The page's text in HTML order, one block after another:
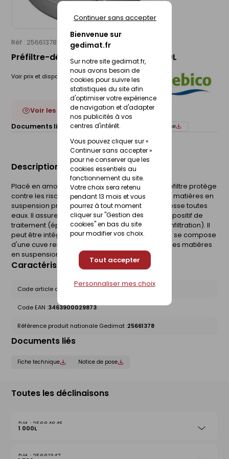
Bienvenue sur
gedimat.fr
Sur notre site gedimat.fr,
nous avons besoin de
cookies pour suivre les
statistiques du site afin
d'optimiser votre expérience
de navigation et d'adapter
nos publicités à vos
centres d'intérêt.
Vous pouvez cliquer sur «
Continuer sans accepter »
pour ne conserver que les
cookies essentiels au
fonctionnement du site.
Votre choix sera retenu
pendant 13 mois et vous
pourrez à tout moment
cliquer sur "Gestion des
cookies" en bas du site
pour modifier vos choix.
Tout accepter
Continuer sans accepter
Personnaliser mes choix
Réf : 25661378 SEBICO
Préfiltre-décofiltre polyéthylène - 200L
Voir prix et disponibilité en magasin
Voir les 6 déclinaisons
Documents liés :
Fiche technique Notice de pose
Description du produit
Placé en amont du dispositif d'évacuation, le préfiltre protège
contre les risques de colmatage en retenant les matières en
suspension provenant accidentellement de la fosse toutes
eaux. Il assure la longévité et la protection du dispositif de
traitement (épandage, filtre à sable ou tertre d'infiltration). Il
peut être intégré ou non à la fosse toutes eaux. Il se compose
d'une cuve remplie de pouzzolane pour piéger les matières
en suspension. Dimensions : 1x0,72x0,67m.
Caractéristiques du produit
Code article chez le fournisseur :DF200O
Code EAN :3463900029873
Référence produit nationale Gedimat :25661378
Documents liés
Fiche technique Notice de pose
Toutes les déclinaisons
25664645
1 000L
25661347